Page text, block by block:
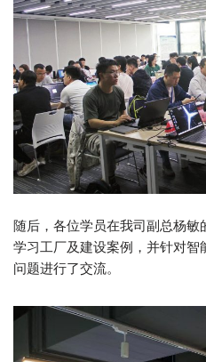
随后，各位学员在我司副总杨
学习工厂及建设案例，并针对智
问题进行了交流。